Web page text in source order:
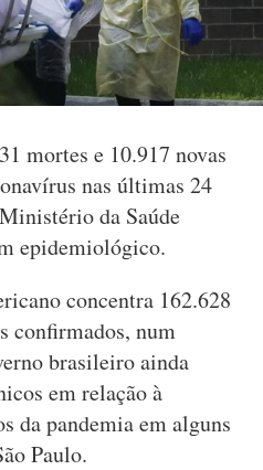
mortes e 10.917 novas
nas últimas 24
da Saúde
epidemiológico.
concentra 162.628
confirmados, num
brasileiro ainda
em relação à
da pandemia em alguns
Paulo.